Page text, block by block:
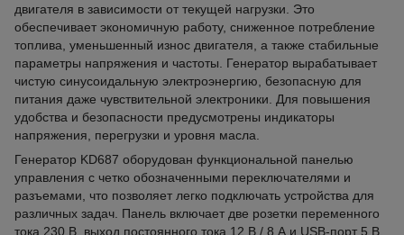
двигателя в зависимости от текущей нагрузки. Это
обеспечивает экономичную работу, сниженное потребление
топлива, уменьшенный износ двигателя, а также стабильные
параметры напряжения и частоты. Генератор вырабатывает
чистую синусоидальную электроэнергию, безопасную для
питания даже чувствительной электроники. Для повышения
удобства и безопасности предусмотрены индикаторы
напряжения, перегрузки и уровня масла.
Генератор KD687 оборудован функциональной панелью
управления с четко обозначенными переключателями и
разъемами, что позволяет легко подключать устройства для
различных задач. Панель включает две розетки переменного
тока 230 В, выход постоянного тока 12 В / 8 А и USB-порт 5 В.